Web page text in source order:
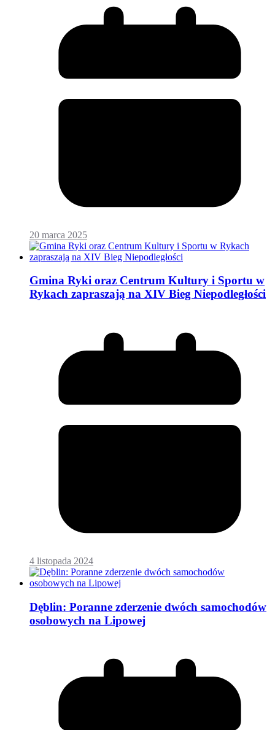
20 marca 2025
Gmina Ryki oraz Centrum Kultury i Sportu w
Rykach zapraszają na XIV Bieg Niepodległości
4 listopada 2024
Dęblin: Poranne zderzenie dwóch samochodów
osobowych na Lipowej